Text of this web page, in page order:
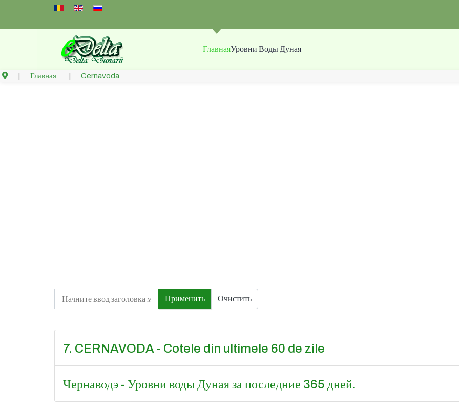
Select your language
ГлавнаяУровни Воды Дуная
Главная Cernavoda
Применить Очистить
7. CERNAVODA - Cotele din ultimele 60 de zile
Чернаводэ - Уровни воды Дуная за последние 365 дней.